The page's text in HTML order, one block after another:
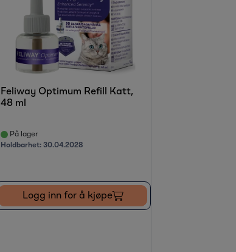
Feliway Optimum Refill Katt,
48 ml
På lager
Holdbarhet: 30.04.2028
Logg inn for å kjøpe